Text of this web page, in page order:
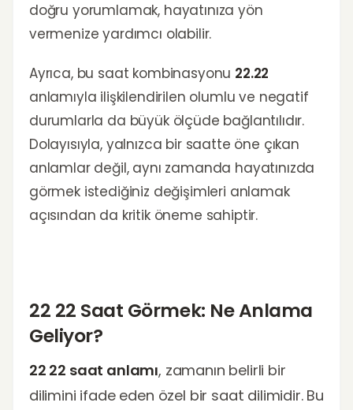
doğru yorumlamak, hayatınıza yön
vermenize yardımcı olabilir.
Ayrıca, bu saat kombinasyonu 22.22
anlamıyla ilişkilendirilen olumlu ve negatif
durumlarla da büyük ölçüde bağlantılıdır.
Dolayısıyla, yalnızca bir saatte öne çıkan
anlamlar değil, aynı zamanda hayatınızda
görmek istediğiniz değişimleri anlamak
açısından da kritik öneme sahiptir.
22 22 Saat Görmek: Ne Anlama
Geliyor?
22 22 saat anlamı, zamanın belirli bir
dilimini ifade eden özel bir saat dilimidir. Bu